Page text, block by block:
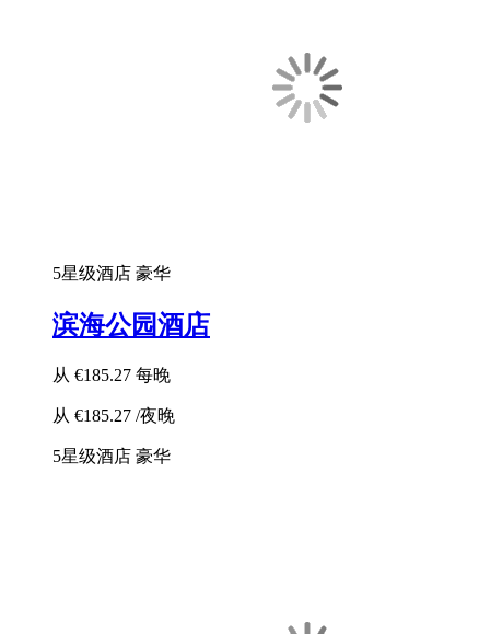
5星级酒店 豪华
滨海公园酒店
从 €185.27 每晚
从 €185.27 /夜晚
5星级酒店 豪华